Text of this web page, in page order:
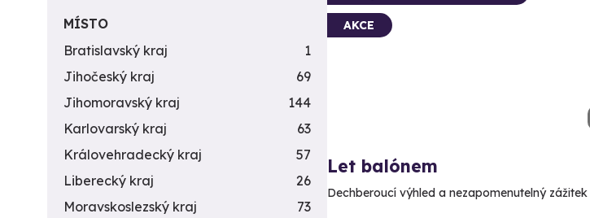
AKCE
Let balónem
Dechberoucí výhled a nezapomenutelný zážitek
MÍSTO
Bratislavský kraj
1
Jihočeský kraj
69
Jihomoravský kraj
144
Karlovarský kraj
63
Královehradecký kraj
57
Liberecký kraj
26
Moravskoslezský kraj
73